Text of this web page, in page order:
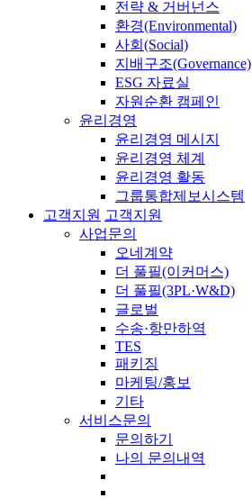
전략 & 거버넌스
환경(Environmental)
사회(Social)
지배구조(Governance)
ESG 자료실
자원순환 캠페인
윤리경영
윤리경영 메시지
윤리경영 체계
윤리경영 활동
그룹통합제보시스템
고객지원 고객지원
사업문의
오네계약
더 풀필(이커머스)
더 풀필(3PL·W&D)
글로벌
수송·항만하역
TES
패키징
마케팅/홍보
기타
서비스문의
문의하기
나의 문의내역